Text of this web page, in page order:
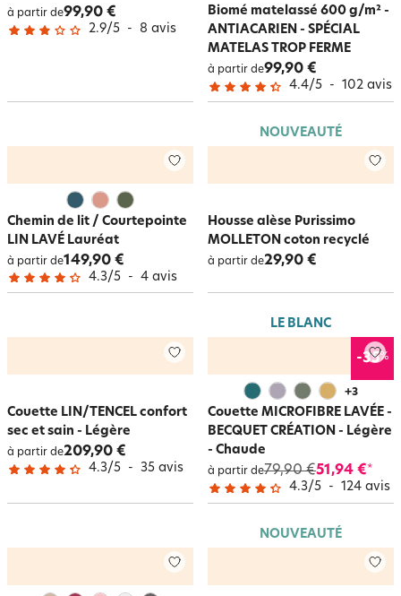
à partir de99,90 €
2.9/5 - 8 avis
Biomé matelassé 600 g/m² -
ANTIACARIEN - SPÉCIAL
MATELAS TROP FERME
à partir de99,90 €
4.4/5 - 102 avis
Chemin de lit / Courtepointe
LIN LAVÉ Lauréat
à partir de149,90 €
4.3/5 - 4 avis
NOUVEAUTÉ
Housse alèse Purissimo
MOLLETON coton recyclé
à partir de29,90 €
Couette LIN/TENCEL confort
sec et sain - Légère
à partir de209,90 €
4.3/5 - 35 avis
LE BLANC
-35%
+3
Couette MICROFIBRE LAVÉE -
BECQUET CRÉATION - Légère
- Chaude
à partir de79,90 €51,94 €*
4.3/5 - 124 avis
NOUVEAUTÉ